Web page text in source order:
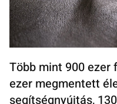
Több mint 900 ezer
ezer megmentett
segítségnyújtás,